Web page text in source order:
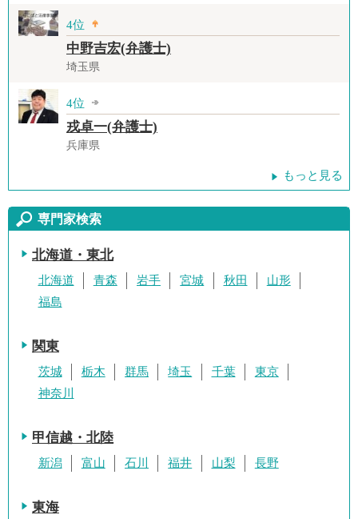
4位
中野吉宏(弁護士)
埼玉県
4位
戎卓一(弁護士)
兵庫県
もっと見る
専門家検索
北海道・東北
北海道 青森 岩手 宮城 秋田
山形
福島
関東
茨城 栃木 群馬 埼玉 千葉
東京
神奈川
甲信越・北陸
新潟 富山 石川 福井 山梨 長野
東海